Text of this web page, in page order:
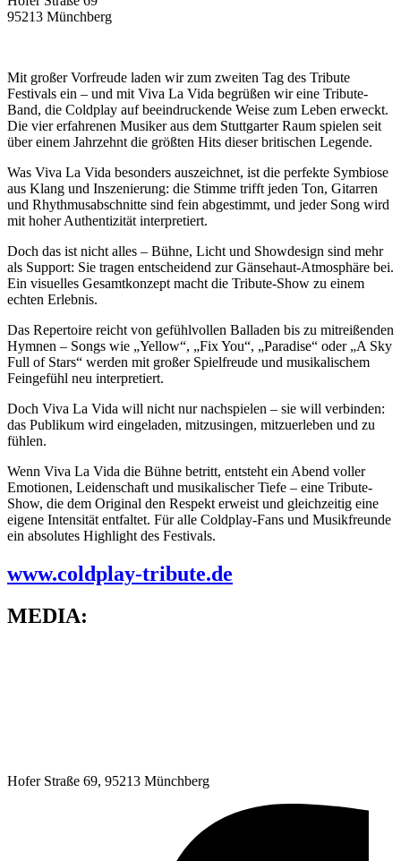
95213 Münchberg
Mit großer Vorfreude laden wir zum zweiten Tag des Tribute
Festivals ein – und mit Viva La Vida begrüßen wir eine Tribute-
Band, die Coldplay auf beeindruckende Weise zum Leben erweckt.
Die vier erfahrenen Musiker aus dem Stuttgarter Raum spielen seit
über einem Jahrzehnt die größten Hits dieser britischen Legende.
Was Viva La Vida besonders auszeichnet, ist die perfekte Symbiose
aus Klang und Inszenierung: die Stimme trifft jeden Ton, Gitarren
und Rhythmusabschnitte sind fein abgestimmt, und jeder Song wird
mit hoher Authentizität interpretiert.
Doch das ist nicht alles – Bühne, Licht und Showdesign sind mehr
als Support: Sie tragen entscheidend zur Gänsehaut-Atmosphäre bei.
Ein visuelles Gesamtkonzept macht die Tribute-Show zu einem
echten Erlebnis.
Das Repertoire reicht von gefühlvollen Balladen bis zu mitreißenden
Hymnen – Songs wie „Yellow“, „Fix You“, „Paradise“ oder „A Sky
Full of Stars“ werden mit großer Spielfreude und musikalischem
Feingefühl neu interpretiert.
Doch Viva La Vida will nicht nur nachspielen – sie will verbinden:
das Publikum wird eingeladen, mitzusingen, mitzuerleben und zu
fühlen.
Wenn Viva La Vida die Bühne betritt, entsteht ein Abend voller
Emotionen, Leidenschaft und musikalischer Tiefe – eine Tribute-
Show, die dem Original den Respekt erweist und gleichzeitig eine
eigene Intensität entfaltet. Für alle Coldplay-Fans und Musikfreunde
ein absolutes Highlight des Festivals.
www.coldplay-tribute.de
MEDIA:
Hofer Straße 69, 95213 Münchberg